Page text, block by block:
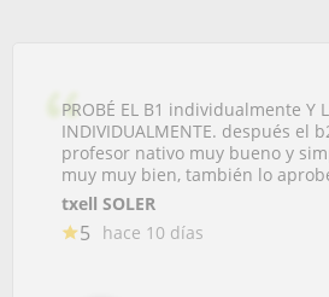
PROBÉ EL B1 individualmente Y
INDIVIDUALMENTE. después el
profesor nativo muy bueno y
muy muy bien, también lo
txell SOLER
5 hace 10 días